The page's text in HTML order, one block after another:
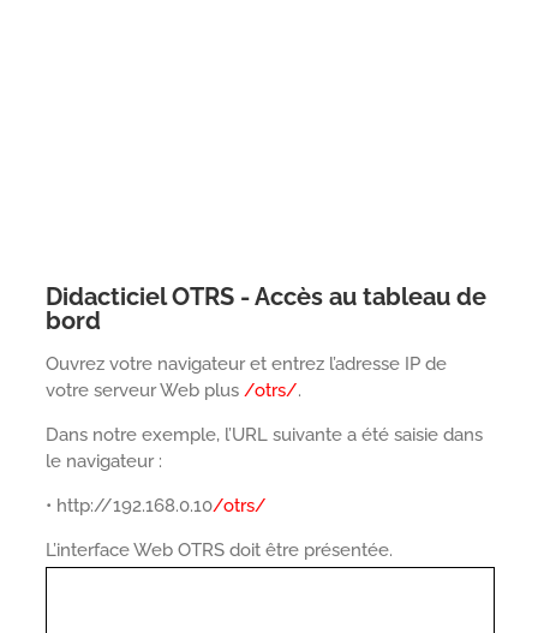
Didacticiel OTRS - Accès au tableau de
bord
Ouvrez votre navigateur et entrez l’adresse IP de
votre serveur Web plus /otrs/.
Dans notre exemple, l’URL suivante a été saisie dans
le navigateur :
• http://192.168.0.10/otrs/
L’interface Web OTRS doit être présentée.